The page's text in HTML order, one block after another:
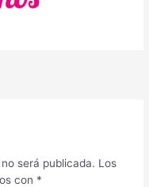
será publicada. Los
con *